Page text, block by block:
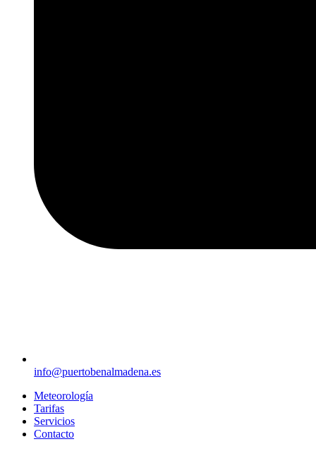
info@puertobenalmadena.es
Meteorología
Tarifas
Servicios
Contacto